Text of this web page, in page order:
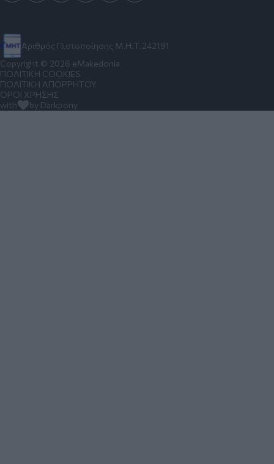
Αριθμός Πιστοποίησης Μ.Η.Τ.242191
Copyright © 2026 eMakedonia
ΠΟΛΙΤΙΚΗ COOKIES
ΠΟΛΙΤΙΚΗ ΑΠΟΡΡΗΤΟΥ
ΟΡΟΙ ΧΡΗΣΗΣ
with
by Darkpony